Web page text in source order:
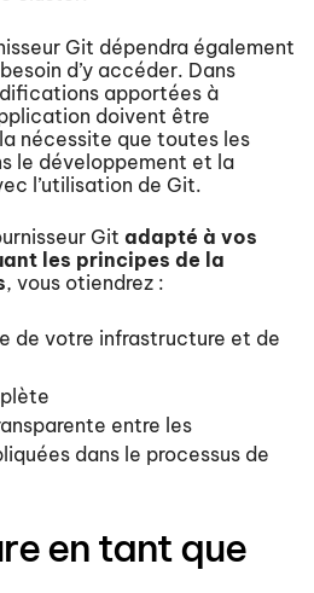
Git dépendra également
d’y accéder. Dans
apportées à
doivent être
nécessite que toutes les
le développement et la
l’utilisation de Git.
Git adapté à vos
les principes de la
, vous otiendrez :
de votre infrastructure et de
entre les
dans le processus de
en tant que